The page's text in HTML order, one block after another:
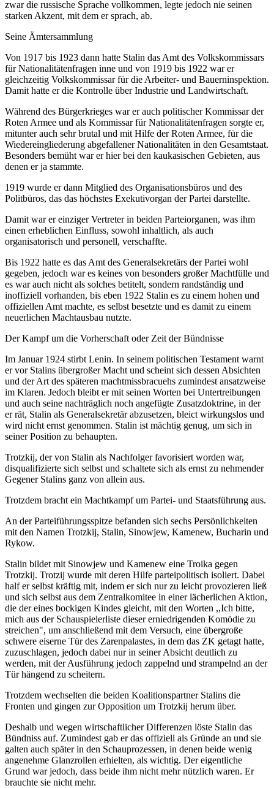
zwar die russische Sprache vollkommen, legte jedoch nie seinen
starken Akzent, mit dem er sprach, ab.
Seine Ämtersammlung
Von 1917 bis 1923 dann hatte Stalin das Amt des Volkskommissars
für Nationalitätenfragen inne und von 1919 bis 1922 war er
gleichzeitig Volkskommissar für die Arbeiter- und Bauerninspektion.
Damit hatte er die Kontrolle über Industrie und Landwirtschaft.
Während des Bürgerkrieges war er auch politischer Kommissar der
Roten Armee und als Kommissar für Nationalitätenfragen sorgte er,
mitunter auch sehr brutal und mit Hilfe der Roten Armee, für die
Wiedereingliederung abgefallener Nationalitäten in den Gesamtstaat.
Besonders bemüht war er hier bei den kaukasischen Gebieten, aus
denen er ja stammte.
1919 wurde er dann Mitglied des Organisationsbüros und des
Politbüros, das das höchstes Exekutivorgan der Partei darstellte.
Damit war er einziger Vertreter in beiden Parteiorganen, was ihm
einen erheblichen Einfluss, sowohl inhaltlich, als auch
organisatorisch und personell, verschaffte.
Bis 1922 hatte es das Amt des Generalsekretärs der Partei wohl
gegeben, jedoch war es keines von besonders großer Machtfülle und
es war auch nicht als solches betitelt, sondern randständig und
inoffiziell vorhanden, bis eben 1922 Stalin es zu einem hohen und
offiziellen Amt machte, es selbst besetzte und es damit zu einem
neuerlichen Machtausbau nutzte.
Der Kampf um die Vorherschaft oder Zeit der Bündnisse
Im Januar 1924 stirbt Lenin. In seinem politischen Testament warnt
er vor Stalins übergroßer Macht und scheint sich dessen Absichten
und der Art des späteren machtmissbracuehs zumindest ansatzweise
im Klaren. Jedoch bleibt er mit seinen Worten bei Untertreibungen
und auch seine nachträglich noch angefügte Zusatzdoktrine, in der
er rät, Stalin als Generalsekretär abzusetzen, bleict wirkungslos und
wird nicht ernst genommen. Stalin ist mächtig genug, um sich in
seiner Position zu behaupten.
Trotzkij, der von Stalin als Nachfolger favorisiert worden war,
disqualifizierte sich selbst und schaltete sich als ernst zu nehmender
Gegener Stalins ganz von allein aus.
Trotzdem bracht ein Machtkampf um Partei- und Staatsführung aus.
An der Parteiführungsspitze befanden sich sechs Persönlichkeiten
mit den Namen Trotzkij, Stalin, Sinowjew, Kamenew, Bucharin und
Rykow.
Stalin bildet mit Sinowjew und Kamenew eine Troika gegen
Trotzkij. Trotzij wurde mit deren Hilfe parteipolitisch isoliert. Dabei
half er selbst kräftig mit, indem er sich nur zu leicht provozieren ließ
und sich selbst aus dem Zentralkomitee in einer lächerlichen Aktion,
die der eines bockigen Kindes gleicht, mit den Worten ,,Ich bitte,
mich aus der Schauspielerliste dieser erniedrigenden Komödie zu
streichen", um anschließend mit dem Versuch, eine übergroße
schwere eiserne Tür des Zarenpalastes, in dem das ZK getagt hatte,
zuzuschlagen, jedoch dabei nur in seiner Absicht deutlich zu
werden, mit der Ausführung jedoch zappelnd und strampelnd an der
Tür hängend zu scheitern.
Trotzdem wechselten die beiden Koalitionspartner Stalins die
Fronten und gingen zur Opposition um Trotzkij herum über.
Deshalb und wegen wirtschaftlicher Differenzen löste Stalin das
Bündniss auf. Zumindest gab er das offiziell als Gründe an und sie
galten auch später in den Schauprozessen, in denen beide wenig
angenehme Glanzrollen erhielten, als wichtig. Der eigentliche
Grund war jedoch, dass beide ihm nicht mehr nützlich waren. Er
brauchte sie nicht mehr.